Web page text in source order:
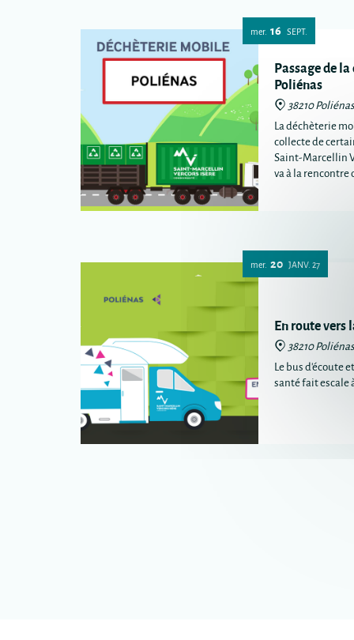
mer. 16 SEPT.
Passage de
Poliénas
38210 Poliénas
La déchèterie
collecte de
Saint-Marcellin
va à la rencontre
mer. 20 JANV. 27
En route vers
38210 Poliénas
Le bus d'écoute
santé fait escale